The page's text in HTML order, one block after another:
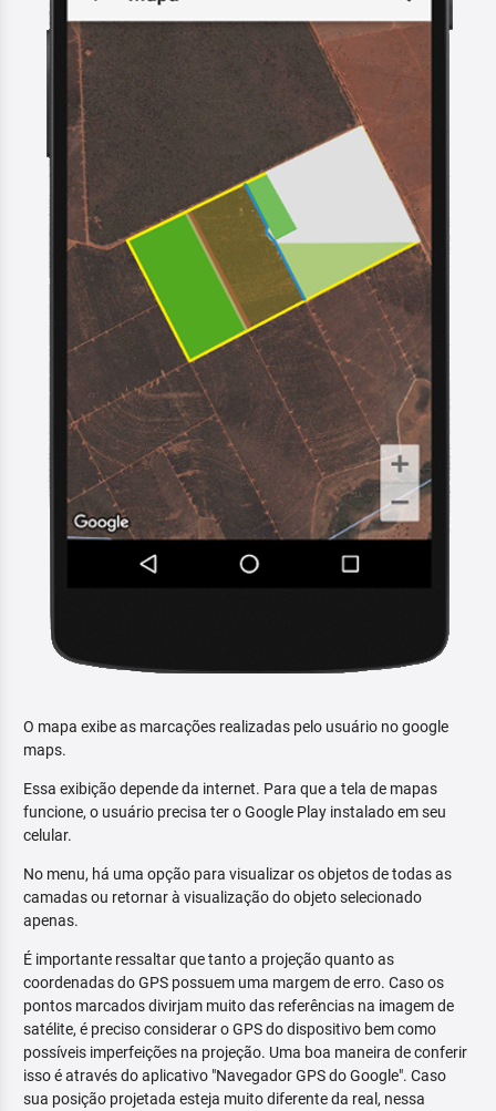
O mapa exibe as marcações realizadas pelo usuário no google
maps.
Essa exibição depende da internet. Para que a tela de mapas
funcione, o usuário precisa ter o Google Play instalado em seu
celular.
No menu, há uma opção para visualizar os objetos de todas as
camadas ou retornar à visualização do objeto selecionado
apenas.
É importante ressaltar que tanto a projeção quanto as
coordenadas do GPS possuem uma margem de erro. Caso os
pontos marcados divirjam muito das referências na imagem de
satélite, é preciso considerar o GPS do dispositivo bem como
possíveis imperfeições na projeção. Uma boa maneira de conferir
isso é através do aplicativo "Navegador GPS do Google". Caso
sua posição projetada esteja muito diferente da real, nessa